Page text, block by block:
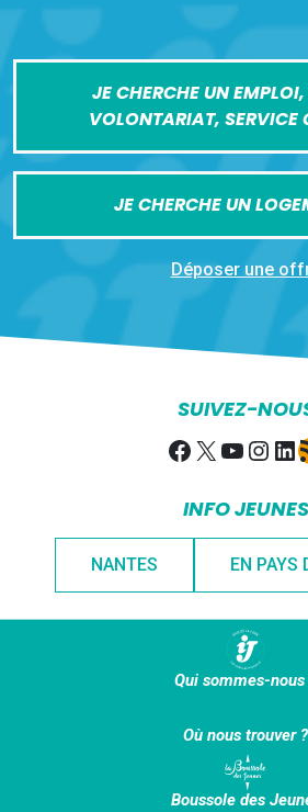
JE CHERCHE UN
VOLONTARIAT, SERVICE
JE CHERCHE UN
Déposer une
SUIVEZ-
Facebook
X
INFO JEUNES
NANTES EN PAYS
Qui sommes-nous
Où nous trouver ?
Boussole des